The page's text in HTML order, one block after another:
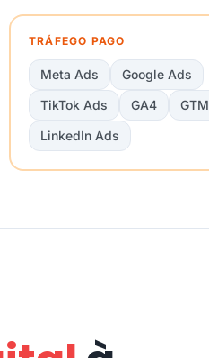
TRÁFEGO PAGO
Meta Ads
Google Ads
TikTok Ads
GA4
GTM
LinkedIn Ads